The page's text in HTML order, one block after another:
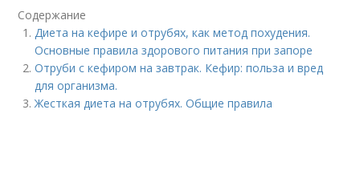
Содержание
Диета на кефире и отрубях, как метод похудения.
Основные правила здорового питания при запоре
Отруби с кефиром на завтрак. Кефир: польза и вред
для организма.
Жесткая диета на отрубях. Общие правила